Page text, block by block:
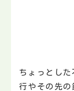
ちょっとし
行やその先の